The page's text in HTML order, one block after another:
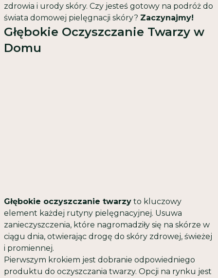
zdrowia i urody skóry. Czy jesteś gotowy na podróż do
świata domowej pielęgnacji skóry? Zaczynajmy!
Głębokie Oczyszczanie Twarzy w
Domu
Głębokie oczyszczanie twarzy to kluczowy
element każdej rutyny pielęgnacyjnej. Usuwa
zanieczyszczenia, które nagromadziły się na skórze w
ciągu dnia, otwierając drogę do skóry zdrowej, świeżej
i promiennej.
Pierwszym krokiem jest dobranie odpowiedniego
produktu do oczyszczania twarzy. Opcji na rynku jest